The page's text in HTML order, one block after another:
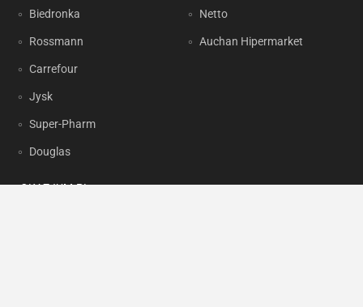
Biedronka
Rossmann
Carrefour
Jysk
Super-Pharm
Douglas
Netto
Auchan Hipermarket
OKAZJUM.PL